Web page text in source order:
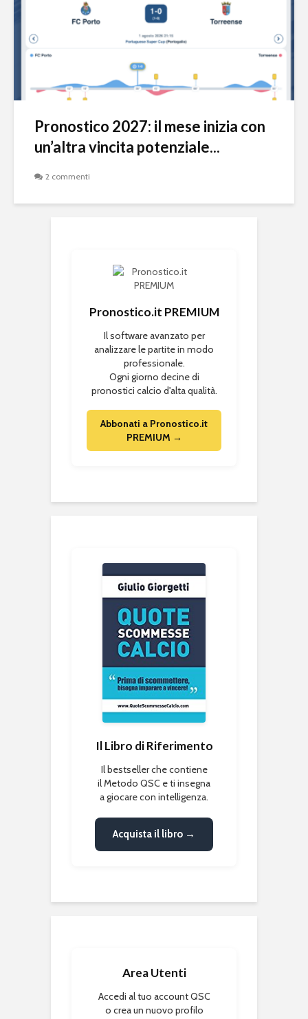
Pronostico 2027: il mese inizia con
un’altra vincita potenziale...
2 commenti
Pronostico.it PREMIUM
Il software avanzato per
analizzare le partite in modo
professionale.
Ogni giorno decine di
pronostici calcio d'alta qualità.
Abbonati a Pronostico.it
PREMIUM →
Il Libro di Riferimento
Il bestseller che contiene
il Metodo QSC e ti insegna
a giocare con intelligenza.
Acquista il libro →
Area Utenti
Accedi al tuo account QSC
o crea un nuovo profilo